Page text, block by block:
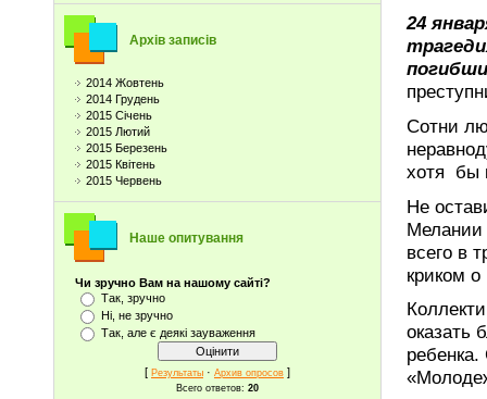
Архів записів
2014 Жовтень
2014 Грудень
2015 Січень
2015 Лютий
2015 Березень
2015 Квітень
2015 Червень
Наше опитування
Чи зручно Вам на нашому сайті?
Так, зручно
Ні, не зручно
Так, але є деякі зауваження
[ Результаты · Архив опросов ]
Всего ответов: 20
24
Сотни
хотя бы
Не
Мелании
всего в
криком
оказать